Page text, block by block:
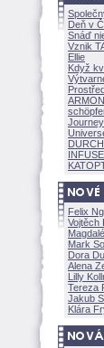
Deň v
Snáď
Vznik
Ellie
Když
Felix
Vojtěch
Mark
Dora
Alena
Lilly
Tereza
Jakub
Klára